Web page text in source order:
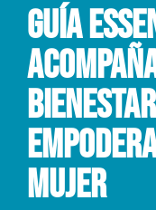
Guía
Mujer